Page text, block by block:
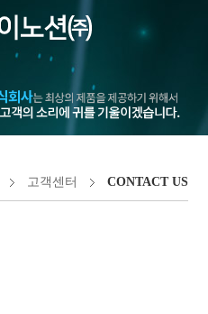
고객센터 CONTACT US